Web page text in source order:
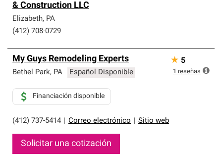
& Construction LLC
Elizabeth, PA
(412) 708-0729
My Guys Remodeling Experts
Bethel Park, PA Español Disponible
(412) 737-5414 Correo electrónico Sitio web
Financiación disponible
Solicitar una cotización
★ 5
1 reseñas